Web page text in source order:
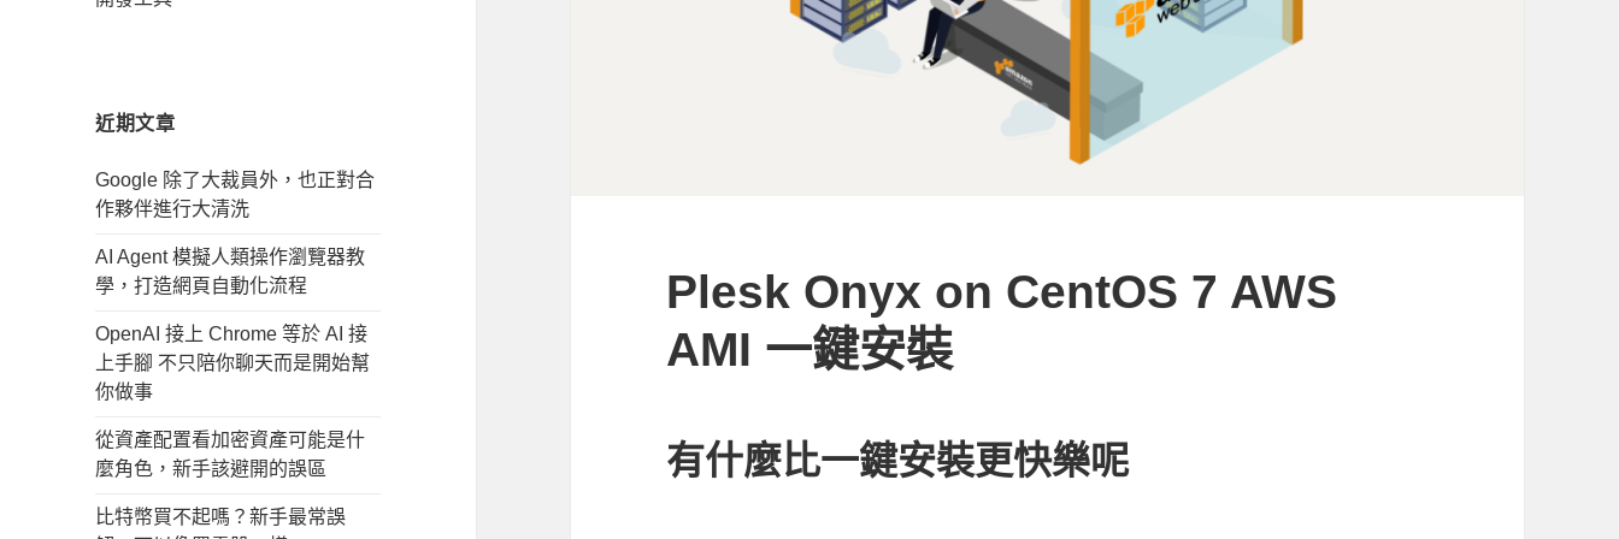
近期文章
Google 除了大裁員外，也正對合
作夥伴進行大清洗
AI Agent 模擬人類操作瀏覽器教
學，打造網頁自動化流程
OpenAI 接上 Chrome 等於 AI 接
上手腳 不只陪你聊天而是開始幫
你做事
從資產配置看加密資產可能是什
麼角色，新手該避開的誤區
比特幣買不起嗎？新手最常誤
Plesk Onyx on CentOS 7 AWS
AMI 一鍵安裝
有什麼比一鍵安裝更快樂呢